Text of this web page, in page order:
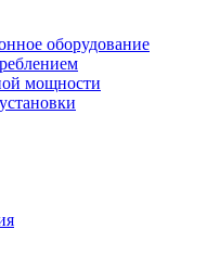
оборудование
мощности